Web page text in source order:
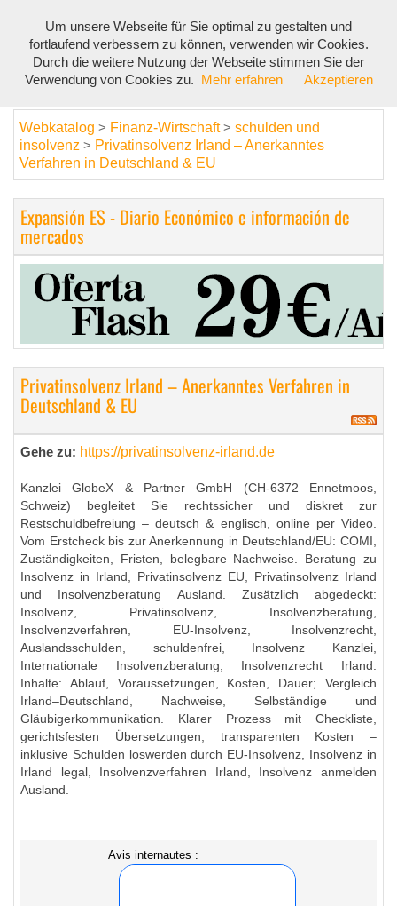
Webkatalog > Finanz-Wirtschaft> schulden und
insolvenz > Privatinsolvenz Irland – Anerkanntes
Verfahren in Deutschland & EU
Expansión ES - Diario Económico e información de
mercados
Privatinsolvenz Irland – Anerkanntes Verfahren in
Deutschland & EU
Gehe zu: https://privatinsolvenz-irland.de
Kanzlei GlobeX & Partner GmbH (CH-6372 Ennetmoos,
Schweiz) begleitet Sie rechtssicher und diskret zur
Restschuldbefreiung – deutsch & englisch, online per Video.
Vom Erstcheck bis zur Anerkennung in Deutschland/EU: COMI,
Zuständigkeiten, Fristen, belegbare Nachweise. Beratung zu
Insolvenz in Irland, Privatinsolvenz EU, Privatinsolvenz Irland
und Insolvenzberatung Ausland. Zusätzlich abgedeckt:
Insolvenz, Privatinsolvenz, Insolvenzberatung,
Insolvenzverfahren, EU-Insolvenz, Insolvenzrecht,
Auslandsschulden, schuldenfrei, Insolvenz Kanzlei,
Internationale Insolvenzberatung, Insolvenzrecht Irland.
Inhalte: Ablauf, Voraussetzungen, Kosten, Dauer; Vergleich
Irland–Deutschland, Nachweise, Selbständige und
Gläubigerkommunikation. Klarer Prozess mit Checkliste,
gerichtsfesten Übersetzungen, transparenten Kosten –
inklusive Schulden loswerden durch EU-Insolvenz, Insolvenz in
Irland legal, Insolvenzverfahren Irland, Insolvenz anmelden
Ausland.
Avis internautes :
Um unsere Webseite für Sie optimal zu gestalten und
fortlaufend verbessern zu können, verwenden wir Cookies.
Durch die weitere Nutzung der Webseite stimmen Sie der
Verwendung von Cookies zu.
Mehr erfahren Akzeptieren